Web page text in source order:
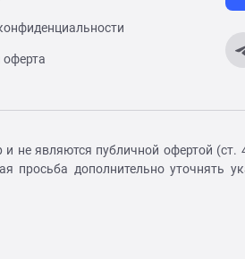
не являются публичной офертой
просьба дополнительно уточнять